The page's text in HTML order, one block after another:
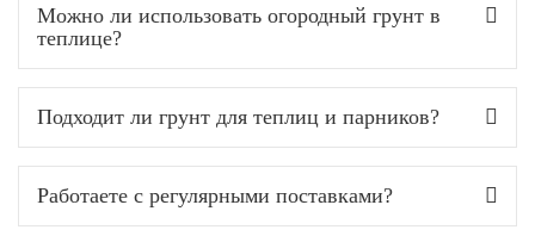
Можно ли использовать огородный грунт в
теплице?
Подходит ли грунт для теплиц и парников?
Работаете с регулярными поставками?